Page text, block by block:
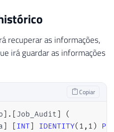
recuperar as informações,
irá guardar as informações
Copiar
. Job_Audit
(
INT] IDENTITY( 1 , 1 )